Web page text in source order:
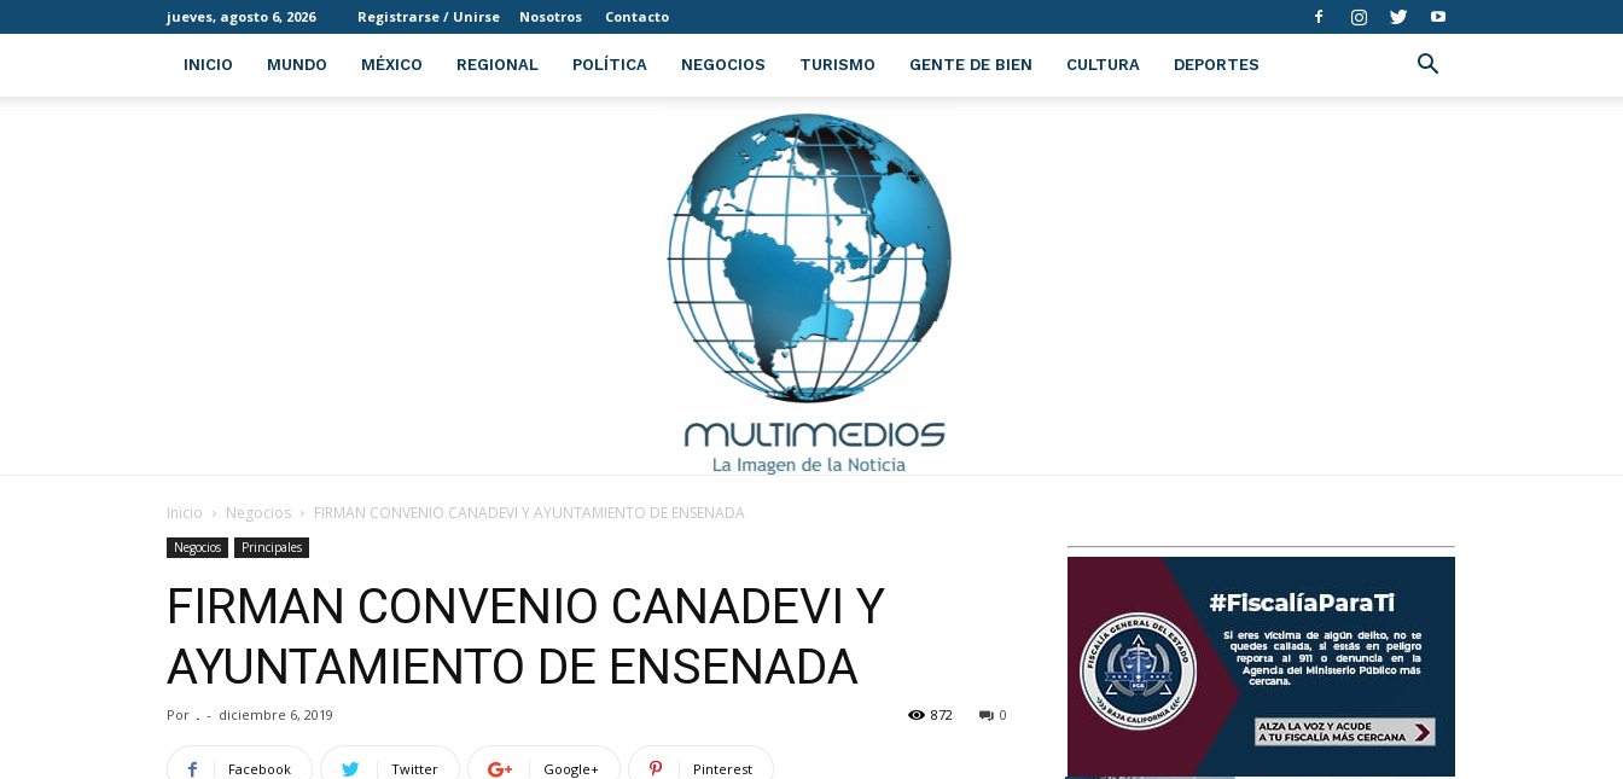
jueves, agosto 6, 2026 Registrarse / Unirse Nosotros Contacto
INICIO MUNDO MÉXICO REGIONAL POLÍTICA NEGOCIOS TURISMO GENTE DE BIEN CULTURA DEPORTES
Inicio Negocios FIRMAN CONVENIO CANADEVI Y AYUNTAMIENTO DE ENSENADA
Negocios Principales
FIRMAN CONVENIO CANADEVI Y
AYUNTAMIENTO DE ENSENADA
Por . - diciembre 6, 2019 0
872
Facebook Twitter Google+ Pinterest